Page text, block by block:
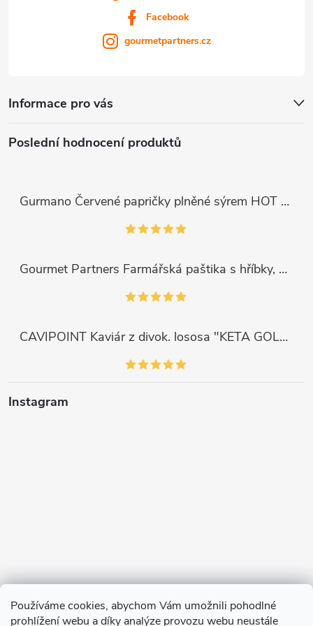
Používáme cookies, abychom Vám umožnili pohodlné
prohlížení webu a díky analýze provozu webu neustále
Informace pro vás
Facebook
gourmetpartners.cz
Poslední hodnocení produktů
Gurmano Červené papričky plněné sýrem HOT palivé, 290g
Gourmet Partners Farmářská paštika s hříbky, 180g
CAVIPOINT Kaviár z divok. lososa "KETA GOLD", 200g
Instagram